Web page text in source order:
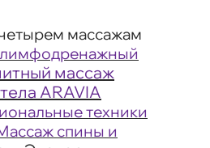
массажам
массаж
ARAVIA
техники
спины и